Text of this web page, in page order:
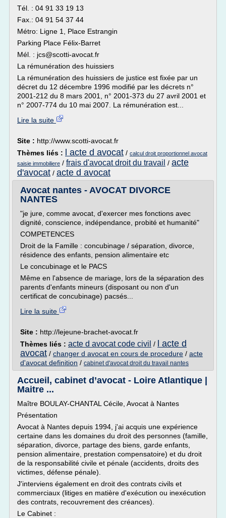
Tél. : 04 91 33 19 13
Fax.: 04 91 54 37 44
Métro: Ligne 1, Place Estrangin
Parking Place Félix-Barret
Mél. : jcs@scotti-avocat.fr
La rémunération des huissiers
La rémunération des huissiers de justice est fixée par un
décret du 12 décembre 1996 modifié par les décrets n°
2001-212 du 8 mars 2001, n° 2001-373 du 27 avril 2001 et
n° 2007-774 du 10 mai 2007. La rémunération est...
Lire la suite
Site : http://www.scotti-avocat.fr
Thèmes liés :
l acte d avocat / calcul droit proportionnel avocat
saisie immobiliere / frais d'avocat droit du travail / acte
d'avocat / acte d avocat
Avocat nantes - AVOCAT DIVORCE
NANTES
"je jure, comme avocat, d'exercer mes fonctions avec
dignité, conscience, indépendance, probité et humanité"
COMPETENCES
Droit de la Famille : concubinage / séparation, divorce,
résidence des enfants, pension alimentaire etc
Le concubinage et le PACS
Même en l'absence de mariage, lors de la séparation des
parents d'enfants mineurs (disposant ou non d'un
certificat de concubinage) pacsés...
Lire la suite
Site : http://lejeune-brachet-avocat.fr
Thèmes liés : acte d avocat code civil /
l acte d
avocat / changer d avocat en cours de procedure / acte
d'avocat definition / cabinet d'avocat droit du travail nantes
Accueil, cabinet d’avocat - Loire Atlantique |
Maitre ...
Maître BOULAY-CHANTAL Cécile, Avocat à Nantes
Présentation
Avocat à Nantes depuis 1994, j'ai acquis une expérience
certaine dans les domaines du droit des personnes (famille,
séparation, divorce, partage des biens, garde enfants,
pension alimentaire, prestation compensatoire) et du droit
de la responsabilité civile et pénale (accidents, droits des
victimes, défense pénale).
J'interviens également en droit des contrats civils et
commerciaux (litiges en matière d'exécution ou inexécution
des contrats, recouvrement des créances).
Le Cabinet :